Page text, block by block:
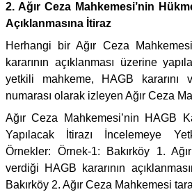
2. Ağır Ceza Mahkemesi’nin
Açıklanmasına İtiraz
Herhangi bir Ağır Ceza
kararının açıklanması üzerine
yetkili mahkeme, HAGB kararını
numarası olarak izleyen Ağır Ceza
Ağır Ceza Mahkemesi’nin HAGB
Yapılacak İtirazı İncelemeye
Örnekler: Örnek-1: Bakırköy 1.
verdiği HAGB kararının
Bakırköy 2. Ağır Ceza Mahkemesi